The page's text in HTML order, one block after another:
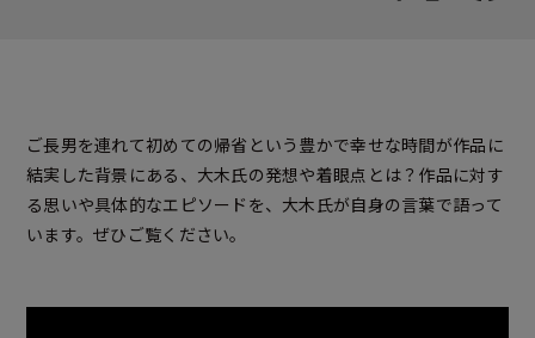
ご長男を連れて初めての帰省という豊かで幸せな時間が作品に
結実した背景にある、大木氏の発想や着眼点とは？作品に対す
る思いや具体的なエピソードを、大木氏が自身の言葉で語って
います。ぜひご覧ください。